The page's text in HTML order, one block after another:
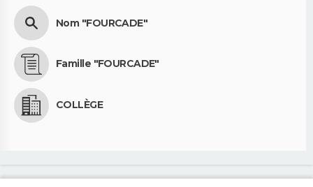
Nom "FOURCADE"
Famille "FOURCADE"
COLLÈGE